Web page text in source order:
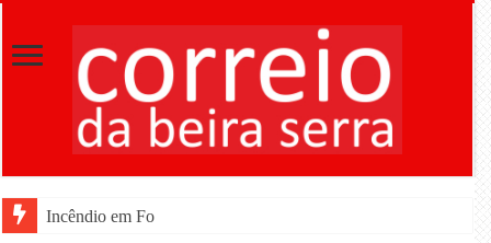
Incêndio em Fornos de Algodres dominado após c